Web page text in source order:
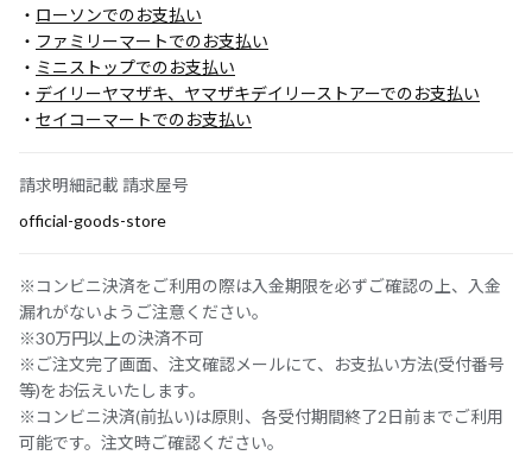
・ ローソンでのお支払い
・ ファミリーマートでのお支払い
・ ミニストップでのお支払い
・ デイリーヤマザキ、ヤマザキデイリーストアーでのお支払い
・ セイコーマートでのお支払い
請求明細記載 請求屋号
official-goods-store
※コンビニ決済をご利用の際は入金期限を必ずご確認の上、入金
漏れがないようご注意ください。
※30万円以上の決済不可
※ご注文完了画面、注文確認メールにて、お支払い方法(受付番号
等)をお伝えいたします。
※コンビニ決済(前払い)は原則、各受付期間終了2日前までご利用
可能です。注文時ご確認ください。